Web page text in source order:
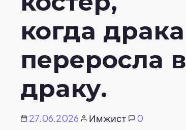
когда драка
переросла в
драку.
27.06.2026 Имжист
0